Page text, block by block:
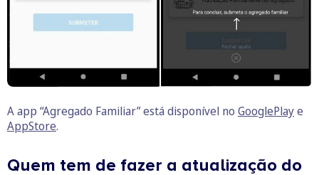
A app “Agregado Familiar” está disponível no GooglePlaye
AppStore.
Quem tem de fazer a atualização do